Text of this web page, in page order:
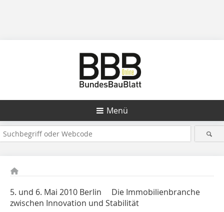
Menü
5. und 6. Mai 2010 Berlin Die Immobilienbranche
zwischen Innovation und Stabilität